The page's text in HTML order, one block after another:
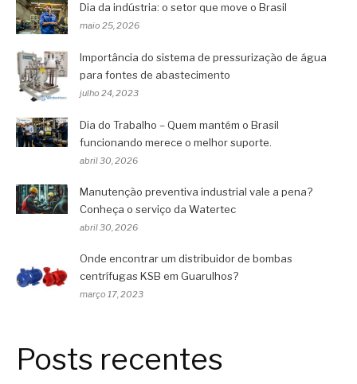
Dia da indústria: o setor que move o Brasil
maio 25, 2026
Importância do sistema de pressurização de água
para fontes de abastecimento
julho 24, 2023
Dia do Trabalho – Quem mantém o Brasil
funcionando merece o melhor suporte.
abril 30, 2026
Manutenção preventiva industrial vale a pena?
Conheça o serviço da Watertec
abril 30, 2026
Onde encontrar um distribuidor de bombas
centrífugas KSB em Guarulhos?
março 17, 2023
Posts recentes